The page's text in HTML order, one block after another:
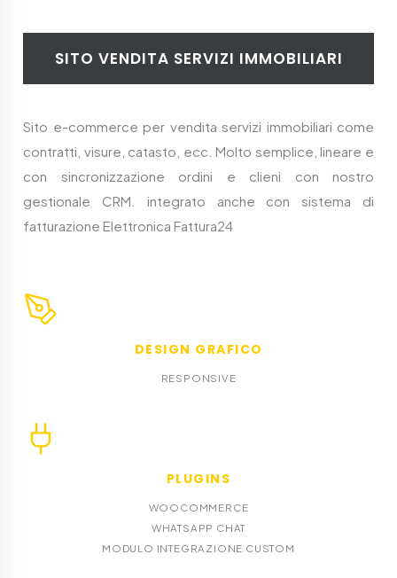
SITO VENDITA SERVIZI IMMOBILIARI
Sito e-commerce per vendita servizi immobiliari come
contratti, visure, catasto, ecc. Molto semplice, lineare e
con sincronizzazione ordini e clieni con nostro
gestionale CRM. integrato anche con sistema di
fatturazione Elettronica Fattura24
DESIGN GRAFICO
RESPONSIVE
PLUGINS
WOOCOMMERCE
WHATSAPP CHAT
MODULO INTEGRAZIONE CUSTOM